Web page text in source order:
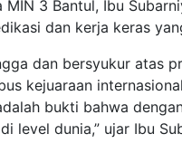
MIN 3 Bantul, Ibu
dan kerja keras
dan bersyukur atas
kejuaraan
bukti bahwa
level dunia,” ujar Ibu